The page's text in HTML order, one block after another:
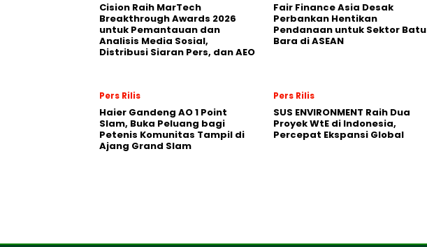
Cision Raih MarTech
Breakthrough Awards 2026
untuk Pemantauan dan
Analisis Media Sosial,
Distribusi Siaran Pers, dan AEO
Fair Finance Asia Desak
Perbankan Hentikan
Pendanaan untuk Sektor Batu
Bara di ASEAN
Pers Rilis
Haier Gandeng AO 1 Point
Slam, Buka Peluang bagi
Petenis Komunitas Tampil di
Ajang Grand Slam
Pers Rilis
SUS ENVIRONMENT Raih Dua
Proyek WtE di Indonesia,
Percepat Ekspansi Global